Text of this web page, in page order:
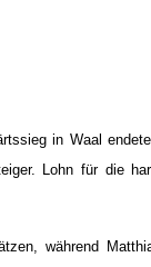
in Waal
Lohn für die
während